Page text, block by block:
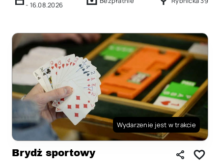
- 16.08.2026
Wydarzenie jest w trakcie
Brydż sportowy